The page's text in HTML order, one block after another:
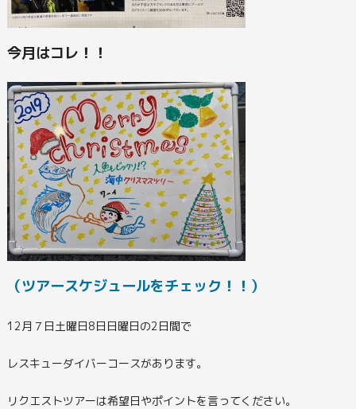
今月はコレ！！
（ツアースケジュールをチェック！！）
12月７日土曜日8日日曜日の2日間で
レスキューダイバーコースがあります。
リクエストツアーは希望日やポイントを言ってください。